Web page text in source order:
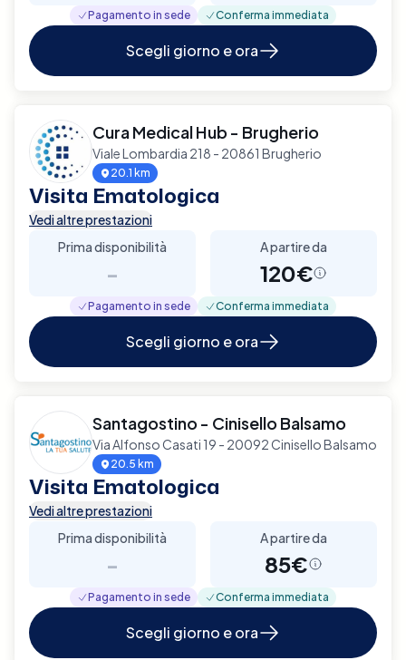
Pagamento in sede Conferma immediata
Scegli giorno e ora
Cura Medical Hub - Brugherio
Viale Lombardia 218 - 20861 Brugherio
20.1 km
Visita Ematologica
Vedi altre prestazioni
Prima disponibilità
-
A partire da
120€
Pagamento in sede Conferma immediata
Scegli giorno e ora
Santagostino - Cinisello Balsamo
Via Alfonso Casati 19 - 20092 Cinisello Balsamo
20.5 km
Visita Ematologica
Vedi altre prestazioni
Prima disponibilità
-
A partire da
85€
Pagamento in sede Conferma immediata
Scegli giorno e ora